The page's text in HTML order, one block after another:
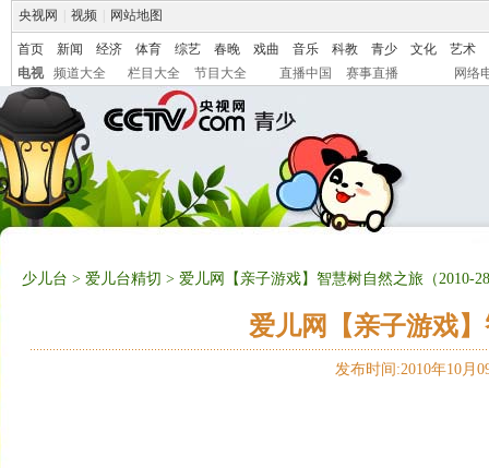
央视网 视频 网站地图
首页 新闻 经济 体育 综艺 春晚 戏曲 音乐 科教 青少 文化
艺术
电视
频道大全 栏目大全 节目大全 直播中国 赛事直播 网络
少儿台 > 爱儿台精切 > 爱儿网【亲子游戏】智慧树自然之旅（2010-
爱儿网【亲子游戏
发布时间:2010年10月